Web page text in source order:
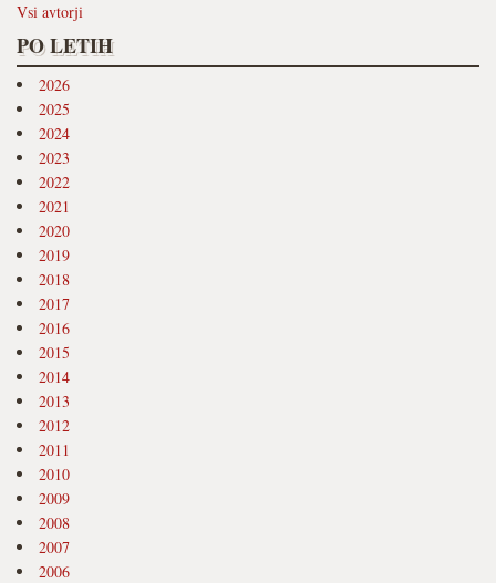
Vsi avtorji
PO LETIH
2026
2025
2024
2023
2022
2021
2020
2019
2018
2017
2016
2015
2014
2013
2012
2011
2010
2009
2008
2007
2006